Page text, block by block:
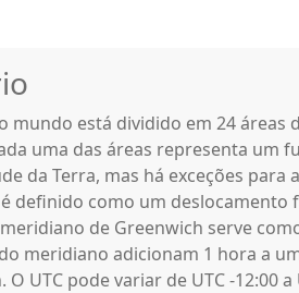
mundo está dividido em 24
uma das áreas representa um
da Terra, mas há exceções para
definido como um deslocamento
de Greenwich serve
meridiano adicionam 1 hora a
UTC pode variar de UTC -12:00 a